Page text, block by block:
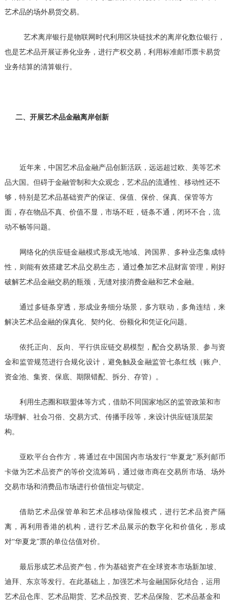
艺术品的场外易货交易。
艺术离岸银行是物联网时代利用区块链技术的离岸化数位银行，
也是艺术品开展证券化业务，进行产权交易，利用标准邮币票卡易货
业务结算的清算银行。
二、开展艺术品金融离岸创新
近年来，中国艺术品金融产品创新活跃，远远超过欧、美等艺术
品大国。但碍于金融管制和大众观念，艺术品的流通性、移动性还不
够，特别是艺术品基础资产的保证、保值、保价、保真、保管等方
面，存在物品不真、价值不显，市场不旺，链条不通，闭环不合，流
动不畅等问题。
网络化的供应链金融模式形成无地域、跨国界、多种业态集成特
性，则能有效搭建艺术品交易生态，通过叠加艺术品财富管理，刚好
破解艺术品金融交易的瓶颈，无缝对接消费金融和艺术金融。
通过多链条穿透，形成业务细分场景，多方联动，多角连结，来
解决艺术品金融的保真化、契约化、份额化和凭证化问题。
依托正向、反向、平行供应链交易模型，配合交易场景、参与资
金和监管规范进行合规化设计，避免触及金融监管七条红线（账户、
资金池、集资、保底、期限错配、拆分、存管）。
利用生态圈和联盟体等方式，借助不同国家地区的监管政策和市
场理解、社会习俗、交易方式、传播手段等，来设计供应链顶层架
构。
亚欧平台合作方，将通过在中国国内市场发行“华夏龙”系列邮币
卡做为艺术品资产的等价交流筹码，通过做市商在交易所市场、场外
交易市场和消费品市场进行价值恒定与锁定。
借助艺术品保管单和艺术品移动保险模式，进行艺术品资产隔
离，再利用香港的机构，进行艺术品展示的数字化和价值化，形成
对“华夏龙”票的单位估值对价。
最后形成艺术品资产包，作为基础资产在全球资本市场新加坡、
迪拜、东京等发行。在此基础上，加强艺术与金融国际化结合，运用
艺术品仓库、艺术品期货、艺术品投资、艺术品保险、艺术品基金和